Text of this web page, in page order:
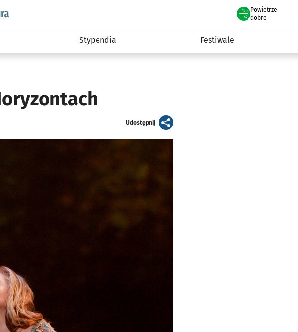
podserwis: Kultura
Powietrze
we Wrocławiu
dobre
Stypendia Festiwale
Udostępnijartykuł